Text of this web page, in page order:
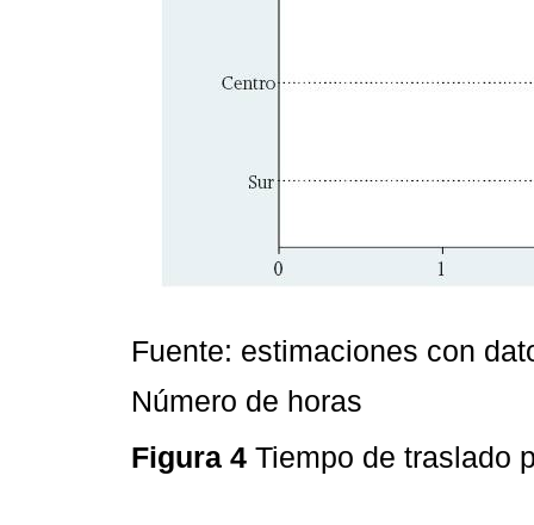
Fuente: estimaciones con
Número de horas
Figura 4 Tiempo de traslado